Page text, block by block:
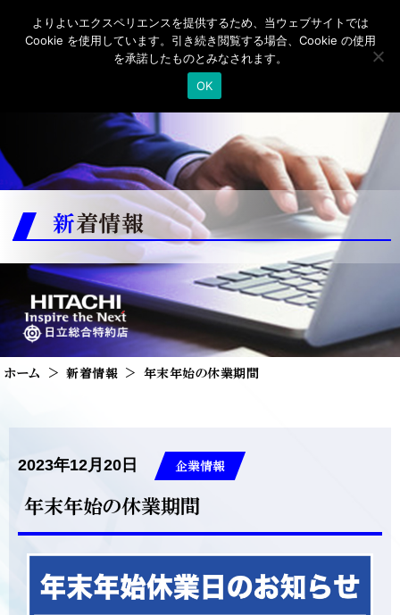
新着情報
ホーム 新着情報 年末年始の休業期間
2023年12月20日 企業情報
年末年始の休業期間
よりよいエクスペリエンスを提供するため、当ウェブサイトでは
Cookie を使用しています。引き続き閲覧する場合、Cookie の使用
を承諾したものとみなされます。
OK